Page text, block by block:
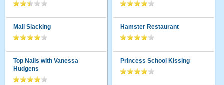
Mall Slacking
Top Nails with Vanessa
Hudgens
Hamster Restaurant
Princess School Kissing